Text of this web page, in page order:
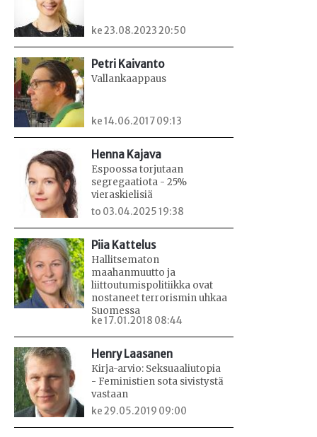
ke 23.08.2023 20:50
Petri Kaivanto
Vallankaappaus
ke 14.06.2017 09:13
Henna Kajava
Espoossa torjutaan
segregaatiota - 25%
vieraskielisiä
to 03.04.2025 19:38
Piia Kattelus
Hallitsematon
maahanmuutto ja
liittoutumispolitiikka ovat
nostaneet terrorismin uhkaa
Suomessa
ke 17.01.2018 08:44
Henry Laasanen
Kirja-arvio: Seksuaaliutopia
- Feministien sota sivistystä
vastaan
ke 29.05.2019 09:00